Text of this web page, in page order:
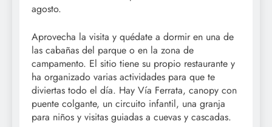
agosto.
Aprovecha la visita y quédate a dormir en una de
las cabañas del parque o en la zona de
campamento. El sitio tiene su propio restaurante y
ha organizado varias actividades para que te
diviertas todo el día. Hay Vía Ferrata, canopy con
puente colgante, un circuito infantil, una granja
para niños y visitas guiadas a cuevas y cascadas.